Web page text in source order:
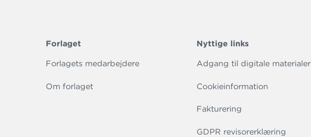
Forlaget
Forlagets medarbejdere
Om forlaget
Nyttige links
Adgang til digitale materialer
Cookieinformation
Fakturering
GDPR revisorerklæring